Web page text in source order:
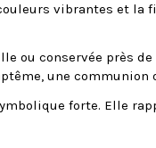
vibrantes et
ou conservée près
une
forte. Elle